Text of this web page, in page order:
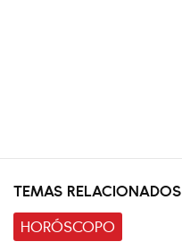
TEMAS RELACIONADOS
HORÓSCOPO